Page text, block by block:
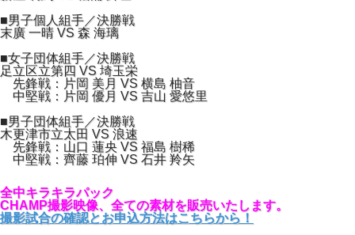
■男子個人組手／決勝戦
末廣 一晴 VS 森 海璃
■女子団体組手／決勝戦
足立区立第四 VS 埼玉栄
先鋒戦：片岡 美月 VS 横島 柚音
中堅戦：片岡 優月 VS 吉山 愛悠里
■男子団体組手／決勝戦
木更津市立太田 VS 浪速
先鋒戦：山口 蓮央 VS 福島 樹稀
中堅戦：齊藤 珀伸 VS 石井 羚矢
全中キラキラパック
CHAMP撮影映像、全ての素材を販売いたします。
撮影試合の確認とお申込方法はこちらから！